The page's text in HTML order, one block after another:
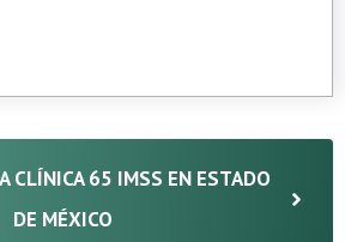
CLÍNICA 65 IMSS EN ESTADO
DE MÉXICO